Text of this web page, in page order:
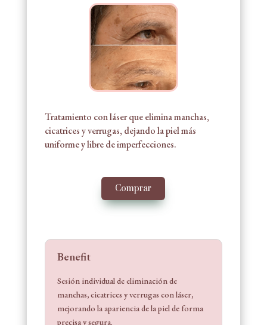
Tratamiento con láser que elimina manchas,
cicatrices y verrugas, dejando la piel más
uniforme y libre de imperfecciones.
Comprar
Benefit
Sesión individual de eliminación de
manchas, cicatrices y verrugas con láser,
mejorando la apariencia de la piel de forma
precisa y segura.